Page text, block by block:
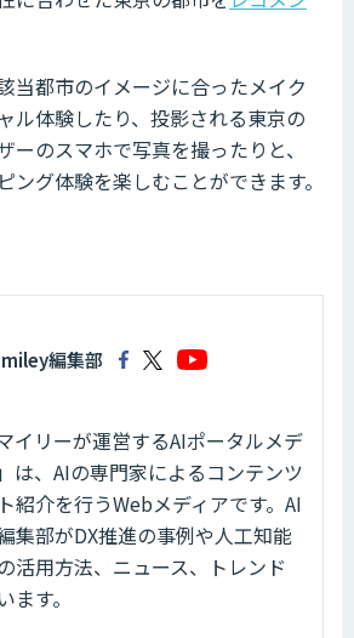
当都市のイメージに合ったメイク
ル体験したり、投影される東京の
ーのスマホで写真を撮ったりと、
ング体験を楽しむことができます。
編集部
イリーが運営するAIポータルメデ
は、AIの専門家によるコンテンツ
紹介を行うWebメディアです。AI
集部がDX推進の事例や人工知能
活用方法、ニュース、トレンド
す。